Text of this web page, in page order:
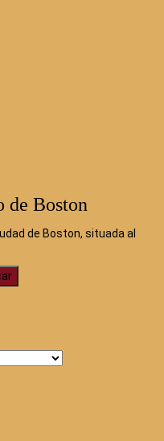
de Boston
de Boston, situada al